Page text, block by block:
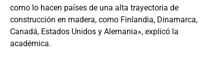
como lo hacen países de una alta trayectoria de
construcción en madera, como Finlandia, Dinamarca,
Canadá, Estados Unidos y Alemania», explicó la
académica.